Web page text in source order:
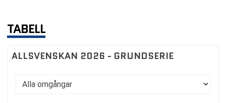
TABELL
ALLSVENSKAN 2026 - GRUNDSERIE